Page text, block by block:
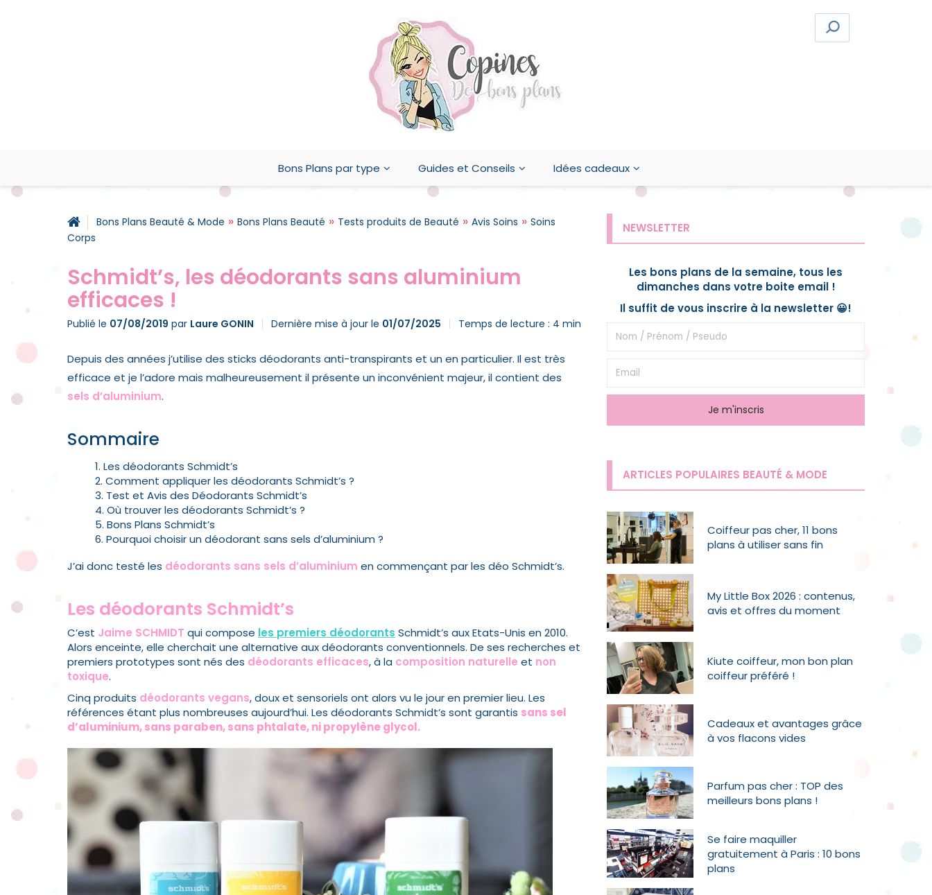
Bons Plans par type Guides et Conseils Idées cadeaux
Bons Plans Beauté & Mode » Bons Plans Beauté » Tests produits de Beauté » Avis Soins » Soins
Corps
Schmidt’s, les déodorants sans aluminium
efficaces !
Publié le 07/08/2019 par Laure GONIN Dernière mise à jour le 01/07/2025 Temps de lecture : 4 min
Depuis des années j’utilise des sticks déodorants anti-transpirants et un en particulier. Il est très
efficace et je l’adore mais malheureusement il présente un inconvénient majeur, il contient des
sels d’aluminium.
Sommaire
Les déodorants Schmidt’s
Comment appliquer les déodorants Schmidt’s ?
Test et Avis des Déodorants Schmidt’s
Où trouver les déodorants Schmidt’s ?
Bons Plans Schmidt’s
Pourquoi choisir un déodorant sans sels d’aluminium ?
J’ai donc testé les déodorants sans sels d’aluminium en commençant par les déo Schmidt’s.
Les déodorants Schmidt’s
C’est Jaime SCHMIDT qui compose les premiers déodorants Schmidt’s aux Etats-Unis en 2010.
Alors enceinte, elle cherchait une alternative aux déodorants conventionnels. De ses recherches et
premiers prototypes sont nés des déodorants efficaces, à la composition naturelle et non
toxique.
Cinq produits déodorants vegans, doux et sensoriels ont alors vu le jour en premier lieu. Les
références étant plus nombreuses aujourd’hui. Les déodorants Schmidt’s sont garantis sans sel
d’aluminium, sans paraben, sans phtalate, ni propylène glycol.
NEWSLETTER
Les bons plans de la semaine, tous les
dimanches dans votre boite email !
Il suffit de vous inscrire à la newsletter 😀!
ARTICLES POPULAIRES BEAUTÉ & MODE
Coiffeur pas cher, 11 bons
plans à utiliser sans fin
My Little Box 2026 : contenus,
avis et offres du moment
Kiute coiffeur, mon bon plan
coiffeur préféré !
Cadeaux et avantages grâce
à vos flacons vides
Parfum pas cher : TOP des
meilleurs bons plans !
Se faire maquiller
gratuitement à Paris : 10 bons
plans